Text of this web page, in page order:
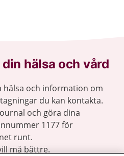
hälsa och vård
hälsa och information om
du kan kontakta.
och göra dina
1177 för
runt.
må bättre.